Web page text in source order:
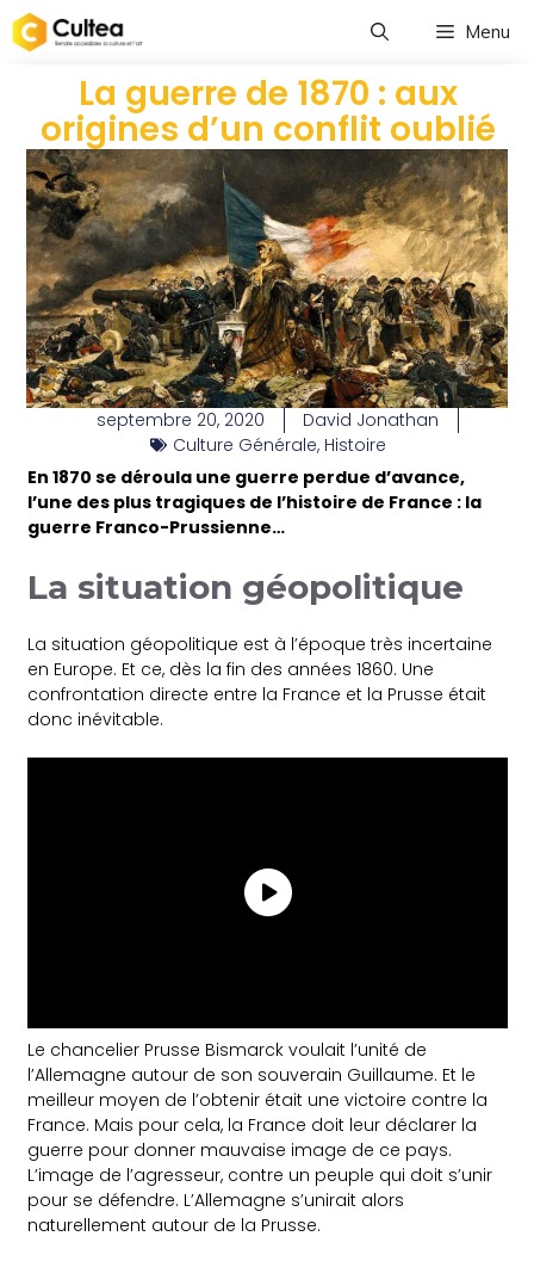
Menu
La guerre de 1870 : aux
origines d’un conflit oublié
septembre 20, 2020
David Jonathan
Culture Générale, Histoire
En 1870 se déroula une guerre perdue d’avance,
l’une des plus tragiques de l’histoire de France : la
guerre Franco-Prussienne…
La situation géopolitique
La situation géopolitique est à l’époque très incertaine
en Europe. Et ce, dès la fin des années 1860. Une
confrontation directe entre la France et la Prusse était
donc inévitable.
Le chancelier Prusse Bismarck voulait l’unité de
l’Allemagne autour de son souverain Guillaume. Et le
meilleur moyen de l’obtenir était une victoire contre la
France. Mais pour cela, la France doit leur déclarer la
guerre pour donner mauvaise image de ce pays.
L’image de l’agresseur, contre un peuple qui doit s’unir
pour se défendre. L’Allemagne s’unirait alors
naturellement autour de la Prusse.